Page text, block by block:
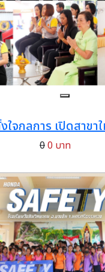
ใจกลการ เปิดสาขา
00 บาท